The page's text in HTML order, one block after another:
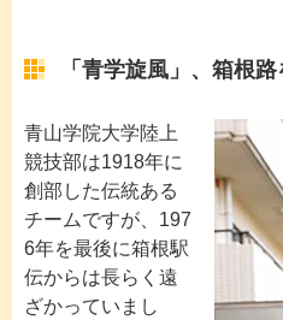
「青学旋風」、箱根
青山学院大学陸上
競技部は1918年に
創部した伝統ある
チームですが、197
6年を最後に箱根駅
伝からは長らく遠
ざかっていまし